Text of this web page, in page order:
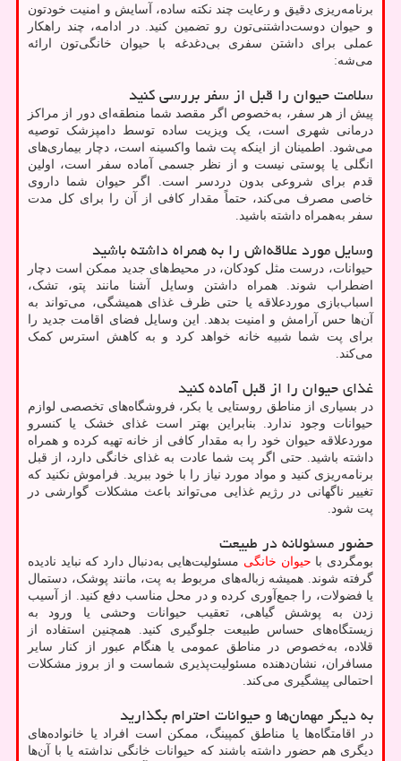
برنامه‌ریزی دقیق و رعایت چند نکته ساده، آسایش و امنیت خودتون
و حیوان دوست‌داشتنی‌تون رو تضمین کنید. در ادامه، چند راهکار
عملی برای داشتن سفری بی‌دغدغه با حیوان خانگی‌تون ارائه
می‌شه:
سلامت حیوان را قبل از سفر بررسی کنید
پیش از هر سفر، به‌خصوص اگر مقصد شما منطقه‌ای دور از مراکز
درمانی شهری است، یک ویزیت ساده توسط دامپزشک توصیه
می‌شود. اطمینان از اینکه پت شما واکسینه است، دچار بیماری‌های
انگلی یا پوستی نیست و از نظر جسمی آماده سفر است، اولین
قدم برای شروعی بدون دردسر است. اگر حیوان شما داروی
خاصی مصرف می‌کند، حتماً مقدار کافی از آن را برای کل مدت
سفر به‌همراه داشته باشید.
وسایل مورد علاقه‌اش را به همراه داشته باشید
حیوانات، درست مثل کودکان، در محیط‌های جدید ممکن است دچار
اضطراب شوند. همراه داشتن وسایل آشنا مانند پتو، تشک،
اسباب‌بازی موردعلاقه یا حتی ظرف غذای همیشگی، می‌تواند به
آن‌ها حس آرامش و امنیت بدهد. این وسایل فضای اقامت جدید را
برای پت شما شبیه خانه خواهد کرد و به کاهش استرس کمک
می‌کند.
غذای حیوان را از قبل آماده کنید
در بسیاری از مناطق روستایی یا بکر، فروشگاه‌های تخصصی لوازم
حیوانات وجود ندارد. بنابراین بهتر است غذای خشک یا کنسرو
موردعلاقه حیوان خود را به مقدار کافی از خانه تهیه کرده و همراه
داشته باشید. حتی اگر پت شما عادت به غذای خانگی دارد، از قبل
برنامه‌ریزی کنید و مواد مورد نیاز را با خود ببرید. فراموش نکنید که
تغییر ناگهانی در رژیم غذایی می‌تواند باعث مشکلات گوارشی در
پت شود.
حضور مسئولانه در طبیعت
بومگردی با حیوان خانگی مسئولیت‌هایی به‌دنبال دارد که نباید نادیده
گرفته شوند. همیشه زباله‌های مربوط به پت، مانند پوشک، دستمال
یا فضولات، را جمع‌آوری کرده و در محل مناسب دفع کنید. از آسیب
زدن به پوشش گیاهی، تعقیب حیوانات وحشی یا ورود به
زیستگاه‌های حساس طبیعت جلوگیری کنید. همچنین استفاده از
قلاده، به‌خصوص در مناطق عمومی یا هنگام عبور از کنار سایر
مسافران، نشان‌دهنده مسئولیت‌پذیری شماست و از بروز مشکلات
احتمالی پیشگیری می‌کند.
به دیگر مهمان‌ها و حیوانات احترام بگذارید
در اقامتگاه‌ها یا مناطق کمپینگ، ممکن است افراد یا خانواده‌های
دیگری هم حضور داشته باشند که حیوانات خانگی نداشته یا با آن‌ها